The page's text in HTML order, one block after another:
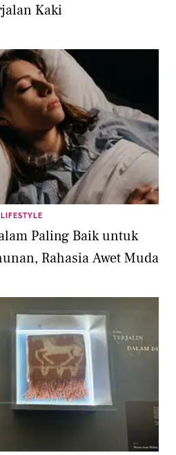
Kaki
LIFESTYLE
Paling Baik untuk
Rahasia Awet Muda